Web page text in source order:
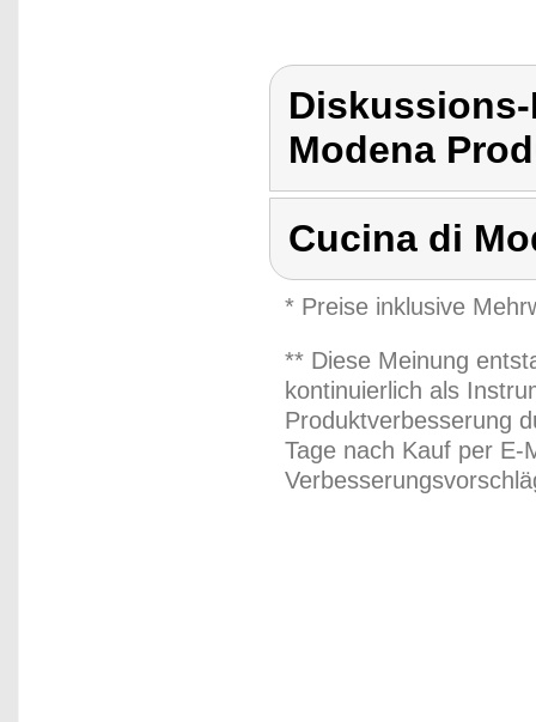
Modena
Cucina di
* Preise inklusive
** Diese Meinung
kontinuierlich als
Produktverbesserung
Tage nach Kauf per E-